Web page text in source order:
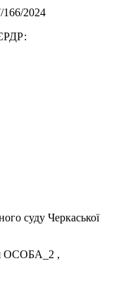
166/2024
суду Черкаської
ОСОБА_2 ,